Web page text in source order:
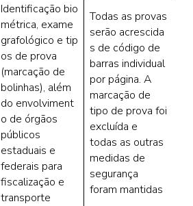
Identificação bio
métrica, exame
grafológico e tip
os de prova
(marcação de
bolinhas), além
do envolviment
o de órgãos
públicos
estaduais e
federais para
fiscalização e
transporte
Todas as provas
serão acrescida
s de código de
barras individual
por página. A
marcação de
tipo de prova foi
excluída e
todas as outras
medidas de
segurança
foram mantidas